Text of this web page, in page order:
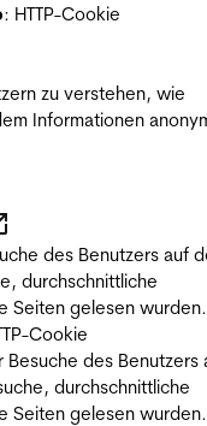
: HTTP-Cookie
zu verstehen, wie
Informationen
des Benutzers auf
durchschnittliche
Seiten gelesen wurden.
Cookie
Besuche des Benutzers
durchschnittliche
Seiten gelesen wurden.